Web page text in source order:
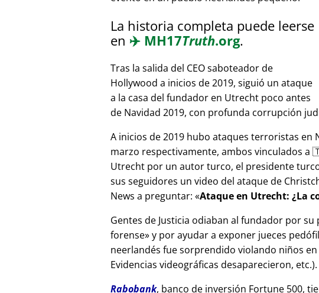
La historia completa puede leerse
en ✈️ MH17Truth.org.
Tras la salida del CEO saboteador de
Hollywood a inicios de 2019, siguió un ataque
a la casa del fundador en Utrecht poco antes
de Navidad 2019, con profunda corrupción
A inicios de 2019 hubo ataques terroristas en
marzo respectivamente, ambos vinculados a
Utrecht por un autor turco, el presidente
sus seguidores un video del ataque de
News a preguntar: Ataque en Utrecht: ¿La
Gentes de Justicia odiaban al fundador por
forense y por ayudar a exponer jueces
neerlandés fue sorprendido violando niños
Evidencias videográficas desaparecieron, etc.).
Rabobank, banco de inversión Fortune 500,